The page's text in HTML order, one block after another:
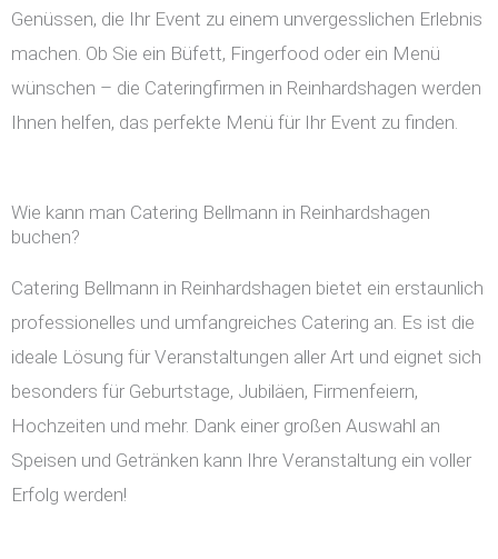
Genüssen, die Ihr Event zu einem unvergesslichen Erlebnis
machen. Ob Sie ein Büfett, Fingerfood oder ein Menü
wünschen – die Cateringfirmen in Reinhardshagen werden
Ihnen helfen, das perfekte Menü für Ihr Event zu finden.
Wie kann man Catering Bellmann in Reinhardshagen
buchen?
Catering Bellmann in Reinhardshagen bietet ein erstaunlich
professionelles und umfangreiches Catering an. Es ist die
ideale Lösung für Veranstaltungen aller Art und eignet sich
besonders für Geburtstage, Jubiläen, Firmenfeiern,
Hochzeiten und mehr. Dank einer großen Auswahl an
Speisen und Getränken kann Ihre Veranstaltung ein voller
Erfolg werden!